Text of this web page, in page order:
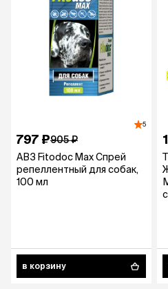
5
797 ₽905 ₽
АВЗ Fitodoс Max Спрей
репеллентный для собак,
100 мл
в корзину